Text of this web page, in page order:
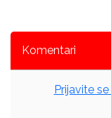
Komentari
Prijavite se